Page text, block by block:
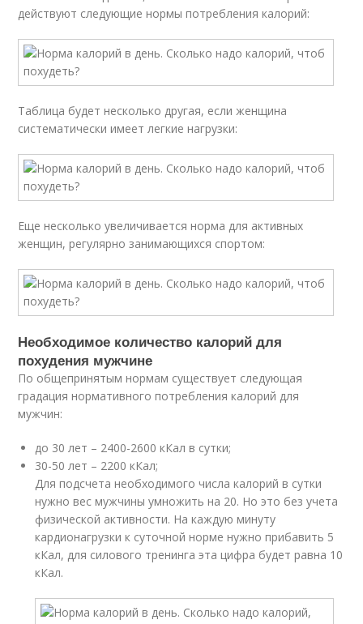
действуют следующие нормы потребления калорий:
Таблица будет несколько другая, если женщина
систематически имеет легкие нагрузки:
Еще несколько увеличивается норма для активных
женщин, регулярно занимающихся спортом:
Необходимое количество калорий для
похудения мужчине
По общепринятым нормам существует следующая
градация нормативного потребления калорий для
мужчин:
до 30 лет – 2400-2600 кКал в сутки;
30-50 лет – 2200 кКал;
Для подсчета необходимого числа калорий в сутки
нужно вес мужчины умножить на 20. Но это без учета
физической активности. На каждую минуту
кардионагрузки к суточной норме нужно прибавить 5
кКал, для силового тренинга эта цифра будет равна 10
кКал.